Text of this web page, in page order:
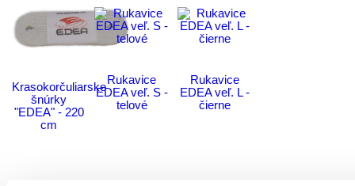
Krasokorčuliarske
šnúrky
"EDEA" - 220
cm
Rukavice
EDEA veľ. S -
telové
Rukavice
EDEA veľ. L -
čierne